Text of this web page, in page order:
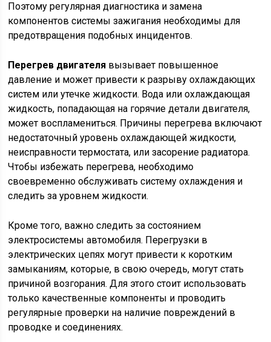
Поэтому регулярная диагностика и замена
компонентов системы зажигания необходимы для
предотвращения подобных инцидентов.
Перегрев двигателя вызывает повышенное
давление и может привести к разрыву охлаждающих
систем или утечке жидкости. Вода или охлаждающая
жидкость, попадающая на горячие детали двигателя,
может воспламениться. Причины перегрева включают
недостаточный уровень охлаждающей жидкости,
неисправности термостата, или засорение радиатора.
Чтобы избежать перегрева, необходимо
своевременно обслуживать систему охлаждения и
следить за уровнем жидкости.
Кроме того, важно следить за состоянием
электросистемы автомобиля. Перегрузки в
электрических цепях могут привести к коротким
замыканиям, которые, в свою очередь, могут стать
причиной возгорания. Для этого стоит использовать
только качественные компоненты и проводить
регулярные проверки на наличие повреждений в
проводке и соединениях.